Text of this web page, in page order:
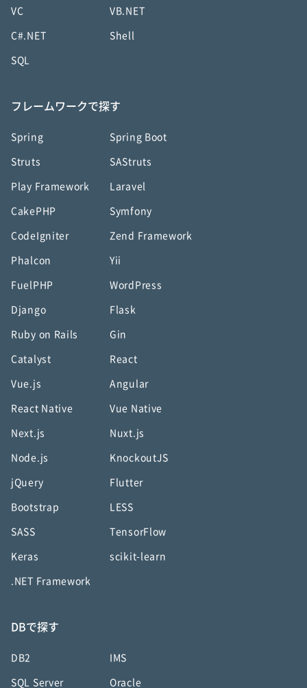
VC VB.NET
C#.NET Shell
SQL
フレームワークで探す
Spring Spring Boot
Struts SAStruts
Play Framework Laravel
CakePHP Symfony
CodeIgniter Zend Framework
Phalcon Yii
FuelPHP WordPress
Django Flask
Ruby on Rails Gin
Catalyst React
Vue.js Angular
React Native Vue Native
Next.js Nuxt.js
Node.js KnockoutJS
jQuery Flutter
Bootstrap LESS
SASS TensorFlow
Keras scikit-learn
.NET Framework
DBで探す
DB2 IMS
SQL Server Oracle